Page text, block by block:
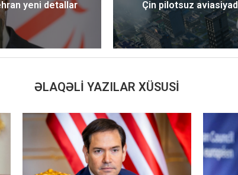
yeni detallar
Çin pilotsuz
ƏLAQƏLI YAZILAR XÜSUSI